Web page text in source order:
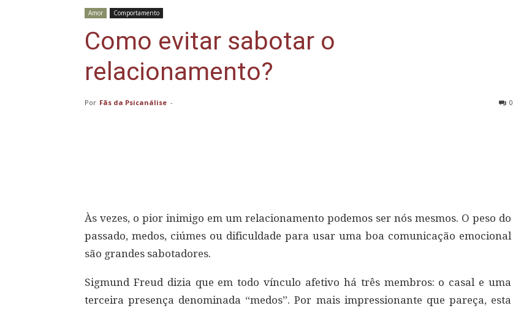
Amor Comportamento
Como evitar sabotar o
relacionamento?
Por Fãs da Psicanálise - 0
Às vezes, o pior inimigo em um relacionamento podemos ser nós mesmos. O peso do
passado, medos, ciúmes ou dificuldade para usar uma boa comunicação emocional
são grandes sabotadores.
Sigmund Freud dizia que em todo vínculo afetivo há três membros: o casal e uma
terceira presença denominada “medos”. Por mais impressionante que pareça, esta